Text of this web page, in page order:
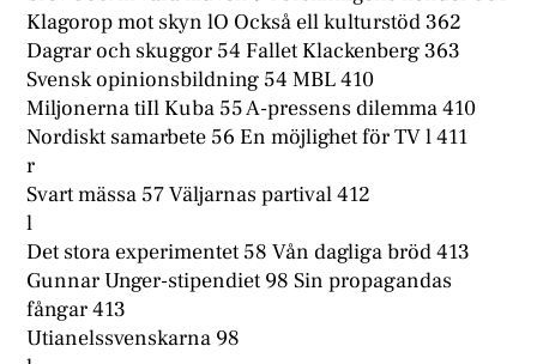
Klagorop mot skyn lO Också ell kulturstöd 362
Dagrar och skuggor 54 Fallet Klackenberg 363
Svensk opinionsbildning 54 MBL 410
Miljonerna tiIl Kuba 55 A-pressens dilemma 410
Nordiskt samarbete 56 En möjlighet för TV l 411
r
Svart mässa 57 Väljarnas partival 412
l
Det stora experimentet 58 Vån dagliga bröd 413
Gunnar Unger-stipendiet 98 Sin propagandas
fångar 413
Utianelssvenskarna 98